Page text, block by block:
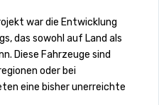
war die Entwicklung
das sowohl auf Land als
Diese Fahrzeuge sind
oder bei
eine bisher unerreichte